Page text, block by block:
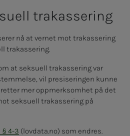
tra­­­kas­­­se­ring
nå at vernet mot trakassering
trakassering.
at seksuell trakassering var
vil presiseringen kunne
mer oppmerksomhet på det
seksuell trakassering på
4-3 (lovdata.no) som endres.